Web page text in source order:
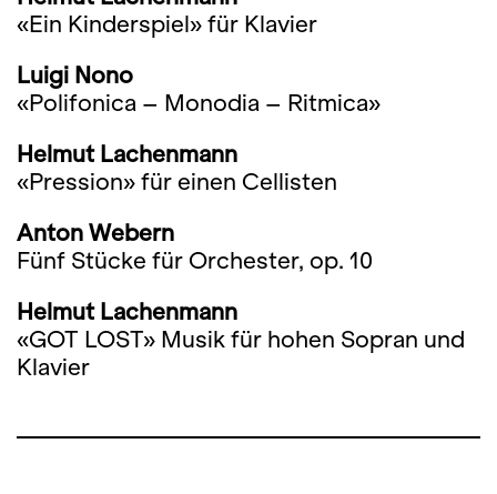
«Ein Kinderspiel» für Klavier
Luigi Nono
«Polifonica – Monodia – Ritmica»
Helmut Lachenmann
«Pression» für einen Cellisten
Anton Webern
Fünf Stücke für Orchester, op. 10
Helmut Lachenmann
«GOT LOST» Musik für hohen Sopran und
Klavier